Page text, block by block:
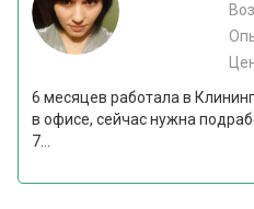
6 месяцев работала в
в офисе, сейчас нужна
7...